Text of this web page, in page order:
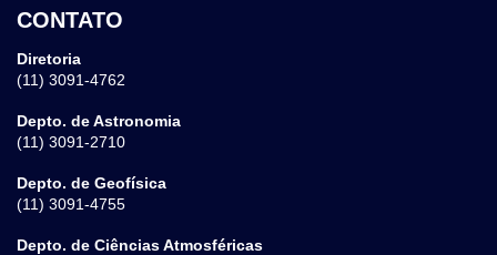
CONTATO
Diretoria
(11) 3091-4762
Depto. de Astronomia
(11) 3091-2710
Depto. de Geofísica
(11) 3091-4755
Depto. de Ciências Atmosféricas